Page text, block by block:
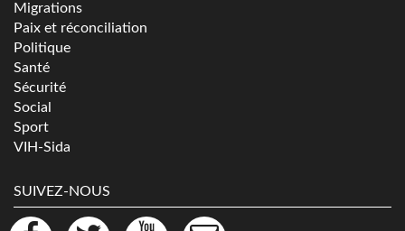
Migrations
Paix et réconciliation
Politique
Santé
Sécurité
Social
Sport
VIH-Sida
SUIVEZ-NOUS